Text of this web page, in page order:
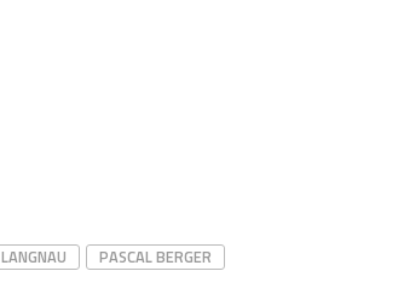
LANGNAU PASCAL BERGER